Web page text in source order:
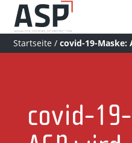
Startseite /covid-19-
covid-